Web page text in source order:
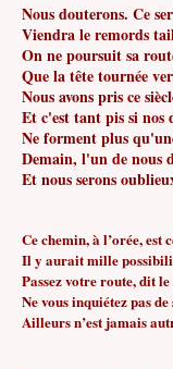
Nous douterons. Ce
Viendra le remords
On ne poursuit sa
Que la tête tournée
Nous avons pris ce
Et c'est tant pis si nos
Ne forment plus
Demain, l'un de nous
Et nous serons
Ce chemin, à l’orée, est
Il y aurait mille
Passez votre route, dit le
Ne vous inquiétez pas
Ailleurs n’est jamais